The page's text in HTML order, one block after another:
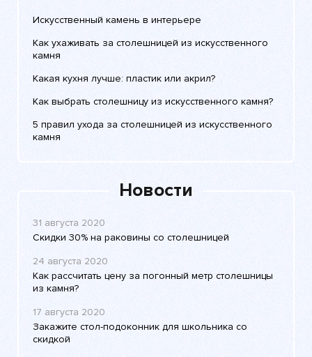
Искусственный камень в интерьере
Как ухаживать за столешницей из искусственного
камня
Какая кухня лучше: пластик или акрил?
Как выбрать столешницу из искусственного камня?
5 правил ухода за столешницей из искусственного
камня
Новости
31 августа 2020
Скидки 30% на раковины со столешницей
24 августа 2020
Как рассчитать цену за погонный метр столешницы
из камня?
17 августа 2020
Закажите стол-подоконник для школьника со
скидкой